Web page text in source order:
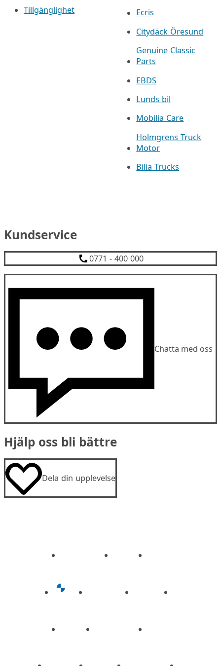
Tillgänglighet
Ecris
Citydäck Öresund
Genuine Classic
Parts
EBDS
Lunds bil
Mobilia Care
Holmgrens Truck
Motor
Bilia Trucks
Kundservice
0771 - 400 000
Chatta med oss
Hjälp oss bli bättre
Dela din upplevelse